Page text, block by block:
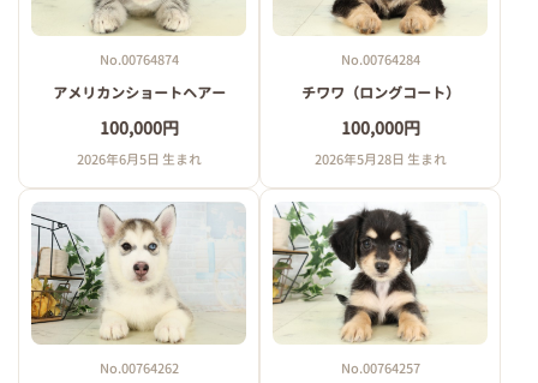
No.00764874
アメリカンショートヘアー
100,000円
2026年6月5日 生まれ
No.00764284
チワワ（ロングコート）
100,000円
2026年5月28日 生まれ
No.00764262 No.00764257